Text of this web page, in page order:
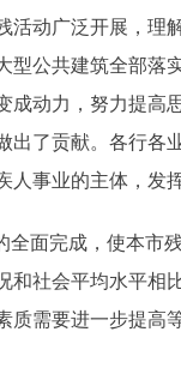
活动广泛开展，理
型公共建筑全部落
成动力，努力提
出了贡献。各行各
人事业的主体，发
面完成，使本市残
和社会平均水平相
质需要进一步提高